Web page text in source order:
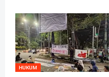
HUKUM